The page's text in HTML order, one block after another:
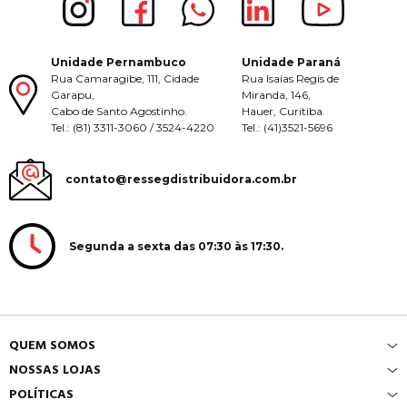
Unidade Pernambuco
Rua Camaragibe, 111, Cidade
Garapu,
Cabo de Santo Agostinho.
Tel.: (81) 3311-3060 / 3524-4220
Unidade Paraná
Rua Isaías Regis de
Miranda, 146,
Hauer, Curitiba.
Tel.: (41)3521-5696
contato@ressegdistribuidora.com.br
Segunda a sexta das 07:30 às 17:30.
QUEM SOMOS
NOSSAS LOJAS
POLÍTICAS